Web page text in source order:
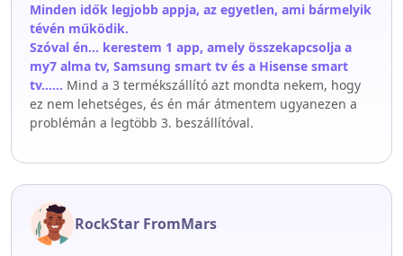
Minden idők legjobb appja, az egyetlen, ami bármelyik
tévén működik.
Szóval én... kerestem 1 app, amely összekapcsolja a
my7 alma tv, Samsung smart tv és a Hisense smart
tv...... Mind a 3 termékszállító azt mondta nekem, hogy
ez nem lehetséges, és én már átmentem ugyanezen a
problémán a legtöbb 3. beszállítóval.
RockStar FromMars